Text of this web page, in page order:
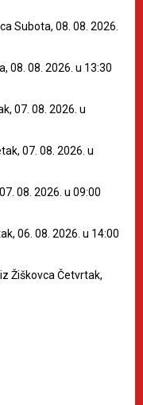
Subota, 08. 08. 2026.
08. 08. 2026. u 13:30
07. 08. 2026. u
07. 08. 2026. u
08. 2026. u 09:00
06. 08. 2026. u 14:00
Žiškovca Četvrtak,